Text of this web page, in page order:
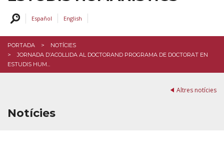
Español English
PORTADA
NOTÍCIES
JORNADA D’ACOLLIDA AL DOCTORAND PROGRAMA DE DOCTORAT EN
ESTUDIS HUM...
Altres notícies
Notícies